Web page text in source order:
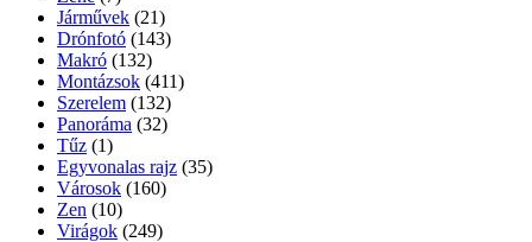
Járművek (21)
Drónfotó (143)
Makró (132)
Montázsok (411)
Szerelem (132)
Panoráma (32)
Tűz (1)
Egyvonalas rajz (35)
Városok (160)
Zen (10)
Virágok (249)